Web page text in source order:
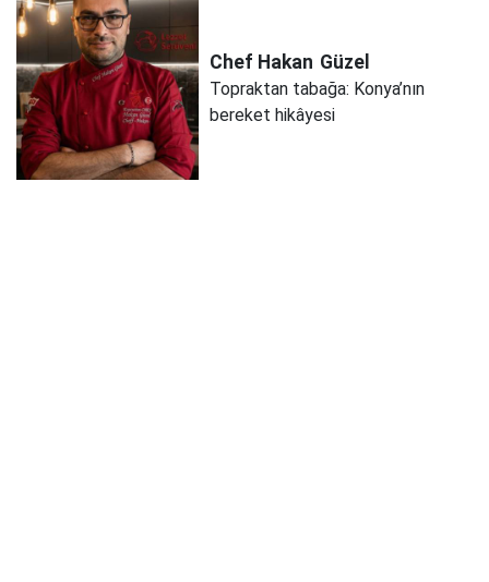
Chef Hakan Güzel
Topraktan tabağa: Konya’nın
bereket hikâyesi